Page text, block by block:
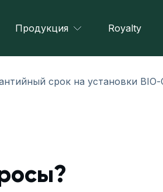
Продукция Royalty
срок на установки BIO-